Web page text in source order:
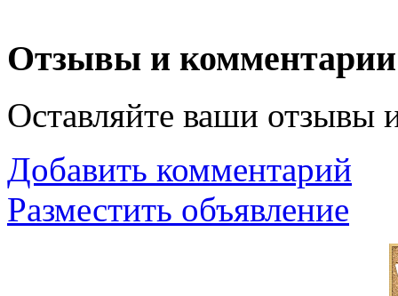
Отзывы и комментарии
Оставляйте ваши отзывы
Добавить комментарий
Разместить объявление